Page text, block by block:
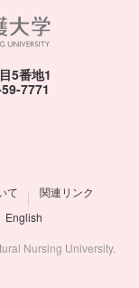
5番地1
7771
て
関連リンク
English
Nursing University.